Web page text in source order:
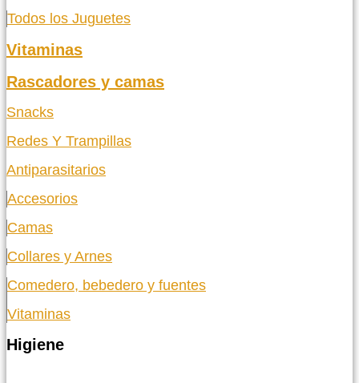
Todos los Juguetes
Vitaminas
Rascadores y camas
Snacks
Redes Y Trampillas
Antiparasitarios
Accesorios
Camas
Collares y Arnes
Comedero, bebedero y fuentes
Vitaminas
Higiene